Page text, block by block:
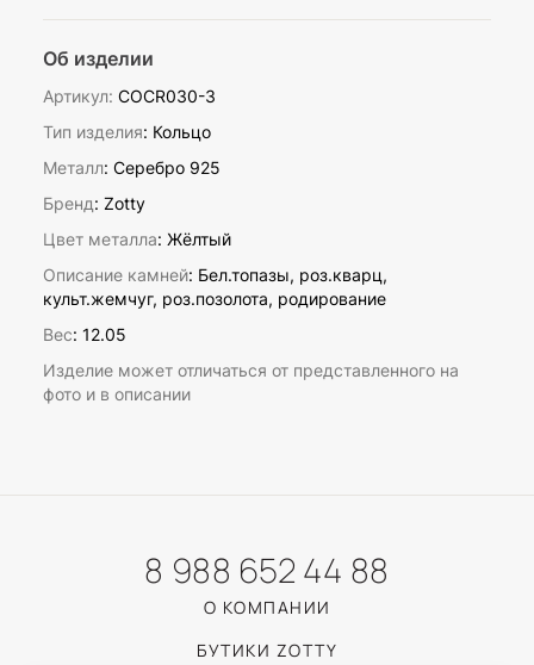
Об изделии
Артикул: COCR030-3
Тип изделия: Кольцо
Металл: Серебро 925
Бренд: Zotty
Цвет металла: Жёлтый
Описание камней: Бел.топазы, роз.кварц,
культ.жемчуг, роз.позолота, родирование
Вес: 12.05
Изделие может отличаться от представленного на
фото и в описании
8 988 652 44 88
О КОМПАНИИ
БУТИКИ ZOTTY